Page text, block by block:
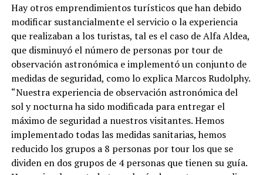
Hay otros emprendimientos turísticos que han debido
modificar sustancialmente el servicio o la experiencia
que realizaban a los turistas, tal es el caso de Alfa Aldea,
que disminuyó el número de personas por tour de
observación astronómica e implementó un conjunto de
medidas de seguridad, como lo explica Marcos Rudolphy.
“Nuestra experiencia de observación astronómica del
sol y nocturna ha sido modificada para entregar el
máximo de seguridad a nuestros visitantes. Hemos
implementado todas las medidas sanitarias, hemos
reducido los grupos a 8 personas por tour los que se
dividen en dos grupos de 4 personas que tienen su guía.